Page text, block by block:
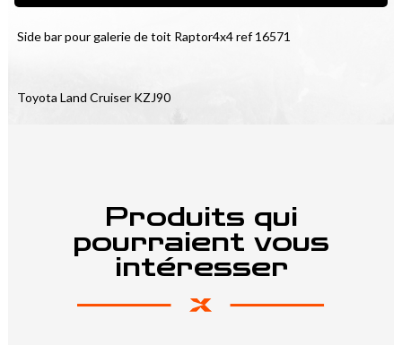
Side bar pour galerie de toit Raptor4x4 ref 16571
Toyota Land Cruiser KZJ90
Produits qui
pourraient vous
intéresser